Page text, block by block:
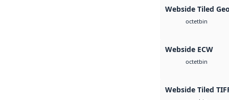
Webside Tiled
octetbin
Webside ECW
octetbin
Webside Tiled